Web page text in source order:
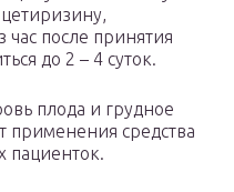
час после принятия
до 2 – 4 суток.
плода и грудное
применения средства
пациенток.